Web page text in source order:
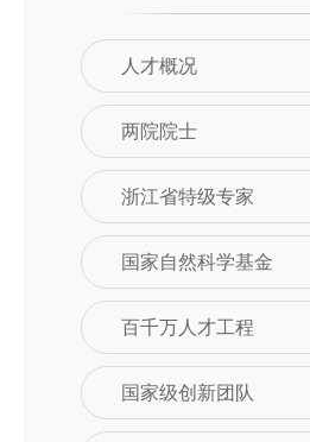
人才概况
两院院士
浙江省特级专家
国家自然科学基金
百千万人才工程
国家级创新团队